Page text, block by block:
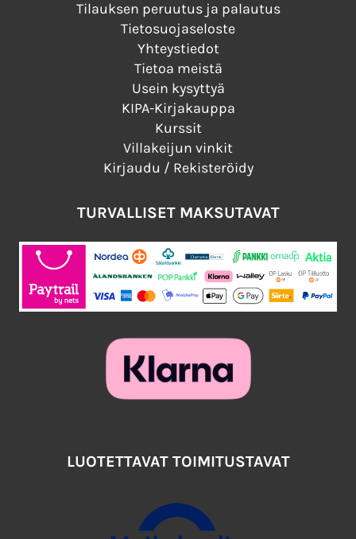
Tilauksen peruutus ja palautus
Tietosuojaseloste
Yhteystiedot
Tietoa meistä
Usein kysyttyä
KIPA-Kirjakauppa
Kurssit
Villakeijun vinkit
Kirjaudu / Rekisteröidy
TURVALLISET MAKSUTAVAT
LUOTETTAVAT TOIMITUSTAVAT